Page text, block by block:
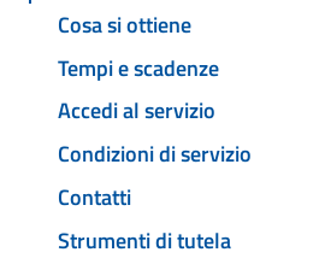
Cosa si ottiene
Tempi e scadenze
Accedi al servizio
Condizioni di servizio
Contatti
Strumenti di tutela